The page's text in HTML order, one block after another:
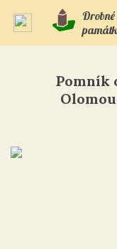
Drobné
Pomník